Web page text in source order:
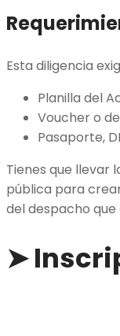
Esta diligencia
Planilla del
Voucher o
Pasaporte,
Tienes que llevar
pública para
del despacho que
➤